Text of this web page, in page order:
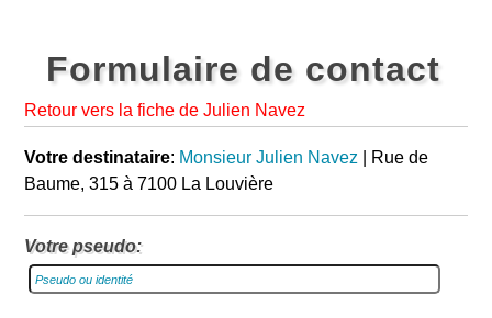
Formulaire de contact
Retour vers la fiche de Julien Navez
Votre destinataire: Monsieur Julien Navez | Rue de
Baume, 315 à 7100 La Louvière
Votre pseudo: